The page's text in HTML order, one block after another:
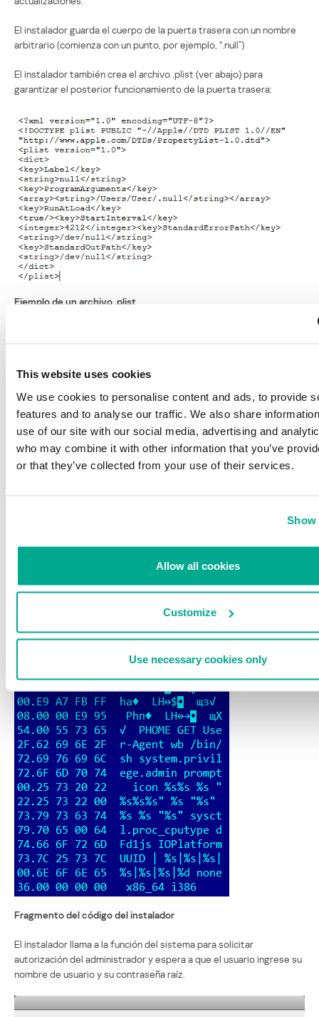
This website uses cookies
We use cookies to personalise content and ads, to provide
features and to analyse our traffic. We also share
use of our site with our social media, advertising and
who may combine it with other information that you’ve
or that they’ve collected from your use of their services.
Show
Allow all cookies
Customize
Use necessary cookies only
El instalador guarda el cuerpo de la puerta trasera con un nombre
arbitrario (comienza con un punto, por ejemplo, “.null”)
El instalador también crea el archivo .plist (ver abajo) para
garantizar el posterior funcionamiento de la puerta trasera:
Ejemplo de un archivo .plist
tráfico web y sustituye las páginas en el navegador.
notablemente en la última versión del instalador de Flashfake, que
se propaga a través de la vulnerabilidad CVE2012-0507. Abajo
aparece su descripción.
Fragmento del código del instalador
El instalador llama a la función del sistema para solicitar
autorización del administrador y espera a que el usuario ingrese su
nombre de usuario y su contraseña raíz.